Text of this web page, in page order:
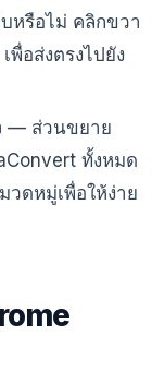
รือไม่ คลิกขวา
พื่อส่งตรงไปยัง
— ส่วนขยาย
ทั้งหมด
วดหมู่เพื่อให้ง่าย